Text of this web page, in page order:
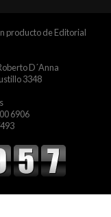
producto de Editorial
D´Anna
3348
6906